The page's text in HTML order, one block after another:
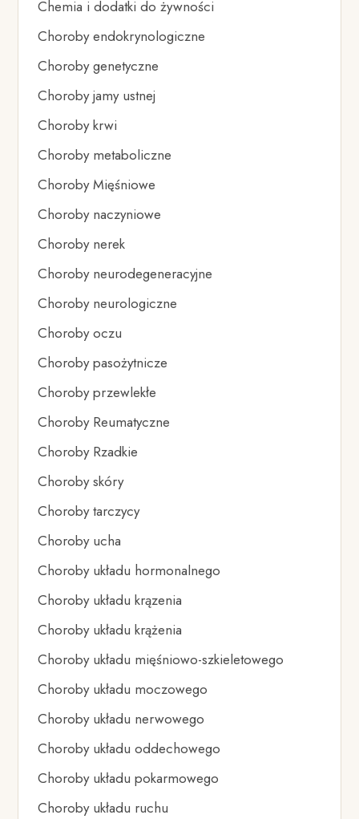
Chemia i dodatki do żywności
Choroby endokrynologiczne
Choroby genetyczne
Choroby jamy ustnej
Choroby krwi
Choroby metaboliczne
Choroby Mięśniowe
Choroby naczyniowe
Choroby nerek
Choroby neurodegeneracyjne
Choroby neurologiczne
Choroby oczu
Choroby pasożytnicze
Choroby przewlekłe
Choroby Reumatyczne
Choroby Rzadkie
Choroby skóry
Choroby tarczycy
Choroby ucha
Choroby układu hormonalnego
Choroby układu krązenia
Choroby układu krążenia
Choroby układu mięśniowo-szkieletowego
Choroby układu moczowego
Choroby układu nerwowego
Choroby układu oddechowego
Choroby układu pokarmowego
Choroby układu ruchu